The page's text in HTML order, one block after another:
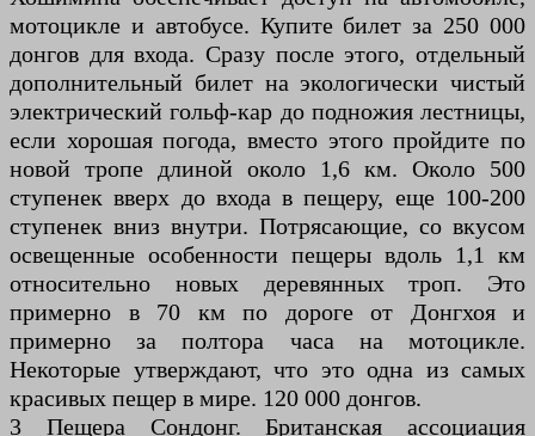
мотоцикле и автобусе. Купите билет за 250 000
донгов для входа. Сразу после этого, отдельный
дополнительный билет на экологически чистый
электрический гольф-кар до подножия лестницы,
если хорошая погода, вместо этого пройдите по
новой тропе длиной около 1,6 км. Около 500
ступенек вверх до входа в пещеру, еще 100-200
ступенек вниз внутри. Потрясающие, со вкусом
освещенные особенности пещеры вдоль 1,1 км
относительно новых деревянных троп. Это
примерно в 70 км по дороге от Донгхоя и
примерно за полтора часа на мотоцикле.
Некоторые утверждают, что это одна из самых
красивых пещер в мире. 120 000 донгов.
3 Пещера Сондонг. Британская ассоциация